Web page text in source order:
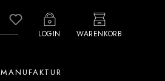
Du hast 0 Produkte auf dem
LOGIN WARENKORB
MANUFAKTUR